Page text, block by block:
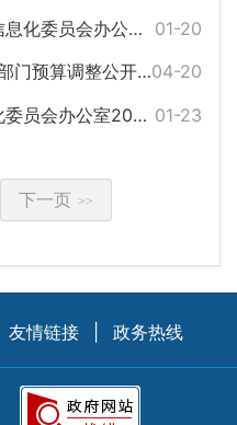
01-20
公室2021年度部门预算
04-20
预算调整公开说明
01-23
公室2020年部门预算
下一页 >>
友情链接 政务热线